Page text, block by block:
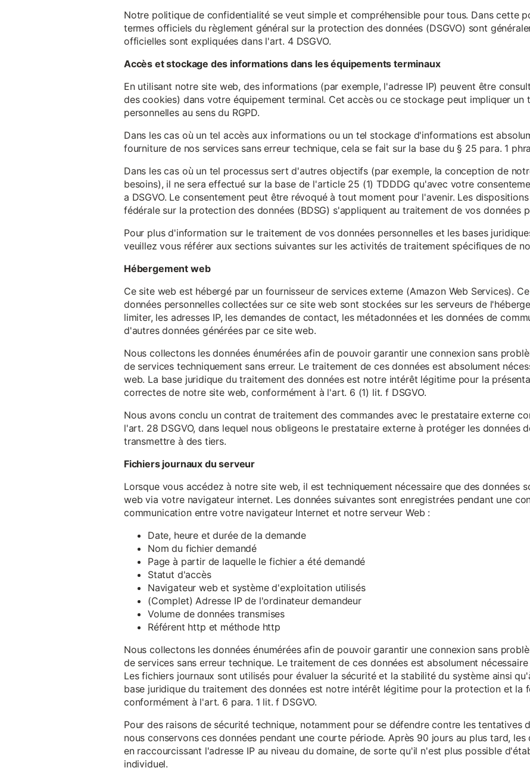
Notre politique de confidentialité se veut simple et compréhensible pour tous. Dans cette
termes officiels du règlement général sur la protection des données (DSGVO) sont
officielles sont expliquées dans l'art. 4 DSGVO.
Accès et stockage des informations dans les équipements terminaux
En utilisant notre site web, des informations (par exemple, l'adresse IP) peuvent être
des cookies) dans votre équipement terminal. Cet accès ou ce stockage peut impliquer un
personnelles au sens du RGPD.
Dans les cas où un tel accès aux informations ou un tel stockage d'informations est
fourniture de nos services sans erreur technique, cela se fait sur la base du § 25 para. 1
Dans les cas où un tel processus sert d'autres objectifs (par exemple, la conception de
besoins), il ne sera effectué sur la base de l'article 25 (1) TDDDG qu'avec votre
a DSGVO. Le consentement peut être révoqué à tout moment pour l'avenir. Les
fédérale sur la protection des données (BDSG) s'appliquent au traitement de vos données
Pour plus d'information sur le traitement de vos données personnelles et les bases
veuillez vous référer aux sections suivantes sur les activités de traitement spécifiques de
Hébergement web
Ce site web est hébergé par un fournisseur de services externe (Amazon Web Services).
données personnelles collectées sur ce site web sont stockées sur les serveurs de
limiter, les adresses IP, les demandes de contact, les métadonnées et les données de
d'autres données générées par ce site web.
Nous collectons les données énumérées afin de pouvoir garantir une connexion sans
de services techniquement sans erreur. Le traitement de ces données est absolument
web. La base juridique du traitement des données est notre intérêt légitime pour la
correctes de notre site web, conformément à l'art. 6 (1) lit. f DSGVO.
Nous avons conclu un contrat de traitement des commandes avec le prestataire externe
l'art. 28 DSGVO, dans lequel nous obligeons le prestataire externe à protéger les données
transmettre à des tiers.
Fichiers journaux du serveur
Lorsque vous accédez à notre site web, il est techniquement nécessaire que des données
web via votre navigateur internet. Les données suivantes sont enregistrées pendant une
communication entre votre navigateur Internet et notre serveur Web :
Date, heure et durée de la demande
Nom du fichier demandé
Page à partir de laquelle le fichier a été demandé
Statut d'accès
Navigateur web et système d'exploitation utilisés
(Complet) Adresse IP de l'ordinateur demandeur
Volume de données transmises
Référent http et méthode http
Nous collectons les données énumérées afin de pouvoir garantir une connexion sans
de services sans erreur technique. Le traitement de ces données est absolument
Les fichiers journaux sont utilisés pour évaluer la sécurité et la stabilité du système ainsi
base juridique du traitement des données est notre intérêt légitime pour la protection et la
conformément à l'art. 6 para. 1 lit. f DSGVO.
Pour des raisons de sécurité technique, notamment pour se défendre contre les tentatives
nous conservons ces données pendant une courte période. Après 90 jours au plus tard, les
en raccourcissant l'adresse IP au niveau du domaine, de sorte qu'il n'est plus possible
individuel.